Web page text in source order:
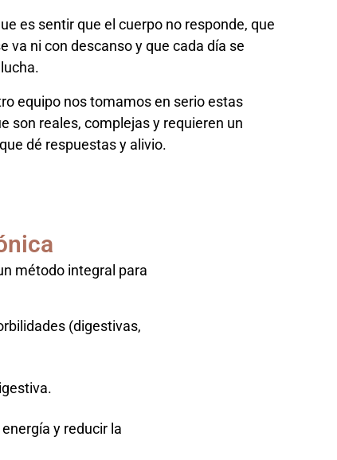
es sentir que el cuerpo no responde, que
va ni con descanso y que cada día se
equipo nos tomamos en serio estas
son reales, complejas y requieren un
dé respuestas y alivio.
método integral para
(digestivas,
y reducir la